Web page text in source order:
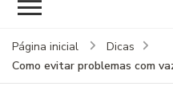
Página inicial
Dicas
Como evitar problemas com